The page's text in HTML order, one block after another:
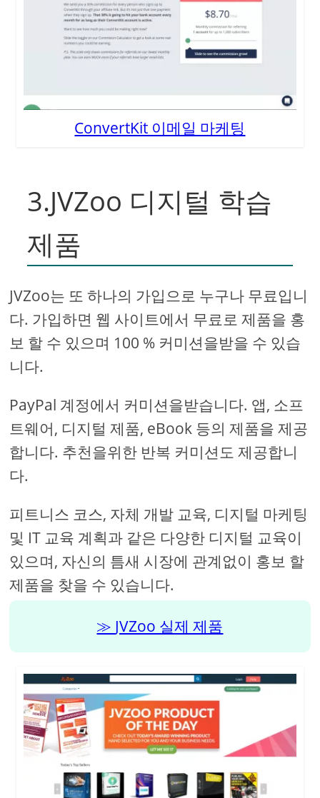
ConvertKit 이메일 마케팅
3.JVZoo 디지털 학습
제품
JVZoo는 또 하나의 가입으로 누구나 무료입니
다. 가입하면 웹 사이트에서 무료로 제품을 홍
보 할 수 있으며 100 % 커미션을받을 수 있습
니다.
PayPal 계정에서 커미션을받습니다. 앱, 소프
트웨어, 디지털 제품, eBook 등의 제품을 제공
합니다. 추천을위한 반복 커미션도 제공합니
다.
피트니스 코스, 자체 개발 교육, 디지털 마케팅
및 IT 교육 계획과 같은 다양한 디지털 교육이
있으며, 자신의 틈새 시장에 관계없이 홍보 할
제품을 찾을 수 있습니다.
JVZoo 실제 제품